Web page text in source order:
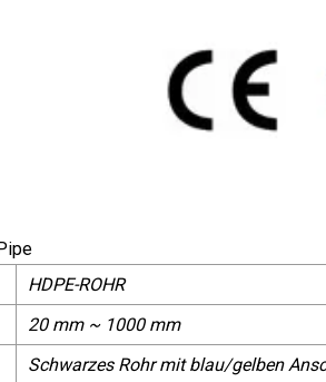
HDPE-ROHR
20 mm ~ 1000 mm
Schwarzes Rohr mit blau/gelben